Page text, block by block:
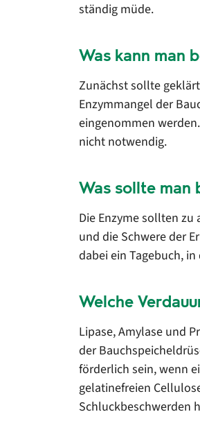
ständig müde.
Was kann man
Zunächst sollte
Enzymmangel der
eingenommen
nicht notwendig.
Was sollte man
Die Enzyme sollten
und die Schwere der
dabei ein Tagebuch,
Welche
Lipase, Amylase und
der
förderlich sein, wenn
gelatinefreien
Schluckbeschwerden